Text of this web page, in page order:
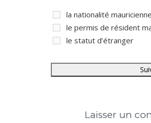
la nationalité mauricienne
le permis de résident
le statut d’étranger
Laisser un